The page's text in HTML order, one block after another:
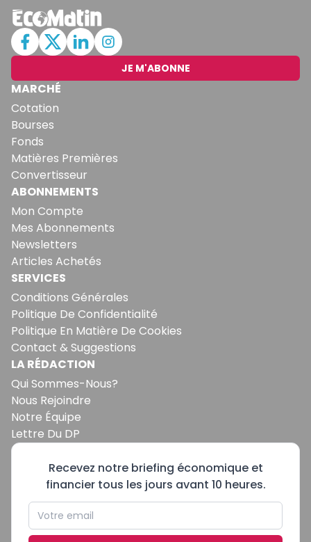
JE M'ABONNE
MARCHÉ
Cotation
Bourses
Fonds
Matières Premières
Convertisseur
ABONNEMENTS
Mon Compte
Mes Abonnements
Newsletters
Articles Achetés
SERVICES
Conditions Générales
Politique De Confidentialité
Politique En Matière De Cookies
Contact & Suggestions
LA RÉDACTION
Qui Sommes-Nous?
Nous Rejoindre
Notre Équipe
Lettre Du DP
Recevez notre briefing économique et
financier tous les jours avant 10 heures.